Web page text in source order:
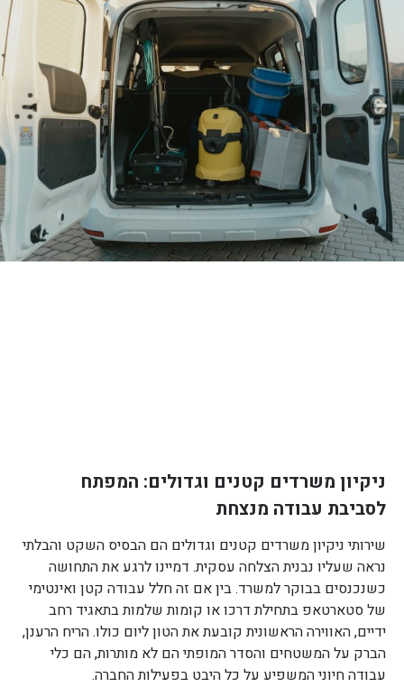
ניקיון משרדים קטנים וגדולים: המפתח
לסביבת עבודה מנצחת
שירותי ניקיון משרדים קטנים וגדולים הם הבסיס השקט והבלתי
נראה שעליו נבנית הצלחה עסקית. דמיינו לרגע את התחושה
כשנכנסים בבוקר למשרד. בין אם זה חלל עבודה קטן ואינטימי
של סטארטאפ בתחילת דרכו או קומות שלמות בתאגיד רחב
ידיים, האווירה הראשונית קובעת את הטון ליום כולו. הריח הרענן,
הברק על המשטחים והסדר המופתי הם לא מותרות, הם כלי
עבודה חיוני המשפיע על כל היבט בפעילות החברה.